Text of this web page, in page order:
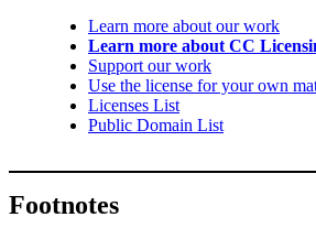
Learn more about our work
Learn more about CC
Support our work
Use the license for your own
Licenses List
Public Domain List
Footnotes